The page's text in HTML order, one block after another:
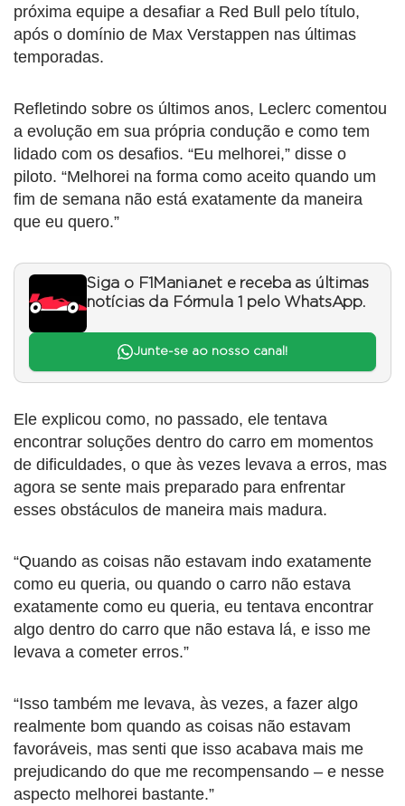
próxima equipe a desafiar a Red Bull pelo título,
após o domínio de Max Verstappen nas últimas
temporadas.
Refletindo sobre os últimos anos, Leclerc comentou
a evolução em sua própria condução e como tem
lidado com os desafios. “Eu melhorei,” disse o
piloto. “Melhorei na forma como aceito quando um
fim de semana não está exatamente da maneira
que eu quero.”
Siga o F1Mania.net e receba as últimas
notícias da Fórmula 1 pelo WhatsApp.
Junte-se ao nosso canal!
Ele explicou como, no passado, ele tentava
encontrar soluções dentro do carro em momentos
de dificuldades, o que às vezes levava a erros, mas
agora se sente mais preparado para enfrentar
esses obstáculos de maneira mais madura.
“Quando as coisas não estavam indo exatamente
como eu queria, ou quando o carro não estava
exatamente como eu queria, eu tentava encontrar
algo dentro do carro que não estava lá, e isso me
levava a cometer erros.”
“Isso também me levava, às vezes, a fazer algo
realmente bom quando as coisas não estavam
favoráveis, mas senti que isso acabava mais me
prejudicando do que me recompensando – e nesse
aspecto melhorei bastante.”